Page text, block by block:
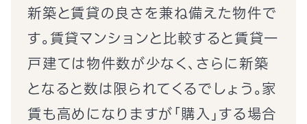
新築と賃貸の良さを兼ね備えた物件で
す。賃貸マンションと比較すると賃貸一
戸建ては物件数が少なく、さらに新築
となると数は限られてくるでしょう。家
賃も高めになりますが「購入」する場合